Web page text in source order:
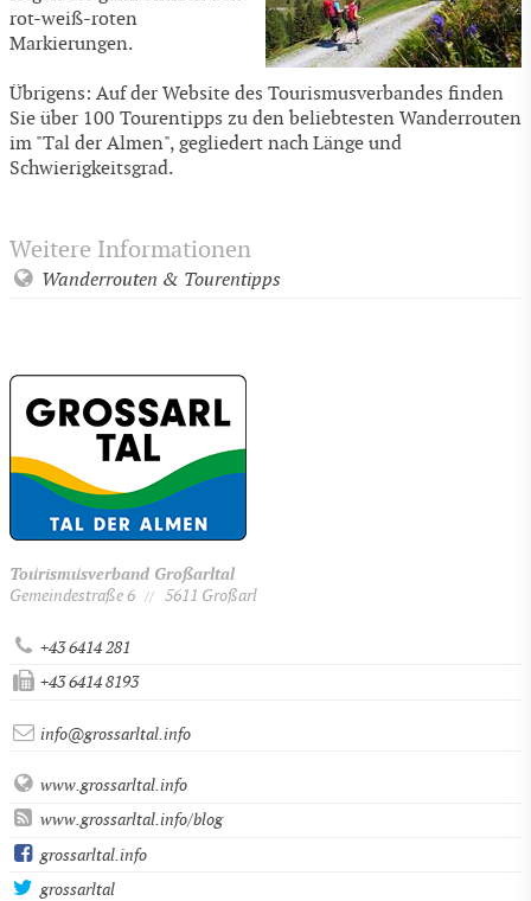
rot-weiß-roten
Markierungen.
Übrigens: Auf der Website des Tourismusverbandes finden
Sie über 100 Tourentipps zu den beliebtesten Wanderrouten
im "Tal der Almen", gegliedert nach Länge und
Schwierigkeitsgrad.
Weitere Informationen
Wanderrouten & Tourentipps
Tourismusverband Großarltal
Gemeindestraße 6
// 5611 Großarl
+43 6414 281
+43 6414 8193
info@grossarltal.info
www.grossarltal.info
www.grossarltal.info/blog
grossarltal.info
grossarltal